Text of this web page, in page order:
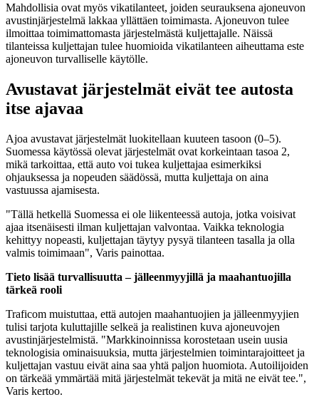
Mahdollisia ovat myös vikatilanteet, joiden seurauksena ajoneuvon
avustinjärjestelmä lakkaa yllättäen toimimasta. Ajoneuvon tulee
ilmoittaa toimimattomasta järjestelmästä kuljettajalle. Näissä
tilanteissa kuljettajan tulee huomioida vikatilanteen aiheuttama este
ajoneuvon turvalliselle käytölle.
Avustavat järjestelmät eivät tee autosta
itse ajavaa
Ajoa avustavat järjestelmät luokitellaan kuuteen tasoon (0–5).
Suomessa käytössä olevat järjestelmät ovat korkeintaan tasoa 2,
mikä tarkoittaa, että auto voi tukea kuljettajaa esimerkiksi
ohjauksessa ja nopeuden säädössä, mutta kuljettaja on aina
vastuussa ajamisesta.
"Tällä hetkellä Suomessa ei ole liikenteessä autoja, jotka voisivat
ajaa itsenäisesti ilman kuljettajan valvontaa. Vaikka teknologia
kehittyy nopeasti, kuljettajan täytyy pysyä tilanteen tasalla ja olla
valmis toimimaan", Varis painottaa.
Tieto lisää turvallisuutta – jälleenmyyjillä ja maahantuojilla
tärkeä rooli
Traficom muistuttaa, että autojen maahantuojien ja jälleenmyyjien
tulisi tarjota kuluttajille selkeä ja realistinen kuva ajoneuvojen
avustinjärjestelmistä. "Markkinoinnissa korostetaan usein uusia
teknologisia ominaisuuksia, mutta järjestelmien toimintarajoitteet ja
kuljettajan vastuu eivät aina saa yhtä paljon huomiota. Autoilijoiden
on tärkeää ymmärtää mitä järjestelmät tekevät ja mitä ne eivät tee.",
Varis kertoo.